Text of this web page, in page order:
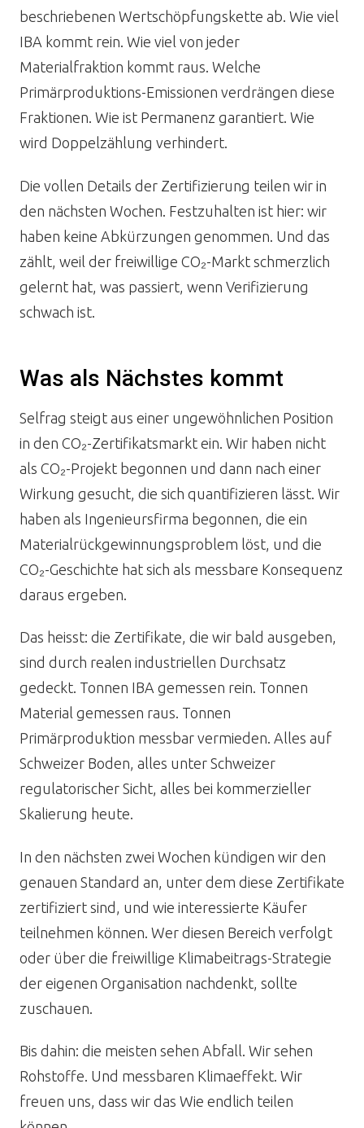
beschriebenen Wertschöpfungskette ab. Wie viel
IBA kommt rein. Wie viel von jeder
Materialfraktion kommt raus. Welche
Primärproduktions-Emissionen verdrängen diese
Fraktionen. Wie ist Permanenz garantiert. Wie
wird Doppelzählung verhindert.
Die vollen Details der Zertifizierung teilen wir in
den nächsten Wochen. Festzuhalten ist hier: wir
haben keine Abkürzungen genommen. Und das
zählt, weil der freiwillige CO₂-Markt schmerzlich
gelernt hat, was passiert, wenn Verifizierung
schwach ist.
Was als Nächstes kommt
Selfrag steigt aus einer ungewöhnlichen Position
in den CO₂-Zertifikatsmarkt ein. Wir haben nicht
als CO₂-Projekt begonnen und dann nach einer
Wirkung gesucht, die sich quantifizieren lässt. Wir
haben als Ingenieursfirma begonnen, die ein
Materialrückgewinnungsproblem löst, und die
CO₂-Geschichte hat sich als messbare Konsequenz
daraus ergeben.
Das heisst: die Zertifikate, die wir bald ausgeben,
sind durch realen industriellen Durchsatz
gedeckt. Tonnen IBA gemessen rein. Tonnen
Material gemessen raus. Tonnen
Primärproduktion messbar vermieden. Alles auf
Schweizer Boden, alles unter Schweizer
regulatorischer Sicht, alles bei kommerzieller
Skalierung heute.
In den nächsten zwei Wochen kündigen wir den
genauen Standard an, unter dem diese Zertifikate
zertifiziert sind, und wie interessierte Käufer
teilnehmen können. Wer diesen Bereich verfolgt
oder über die freiwillige Klimabeitrags-Strategie
der eigenen Organisation nachdenkt, sollte
zuschauen.
Bis dahin: die meisten sehen Abfall. Wir sehen
Rohstoffe. Und messbaren Klimaeffekt. Wir
freuen uns, dass wir das Wie endlich teilen